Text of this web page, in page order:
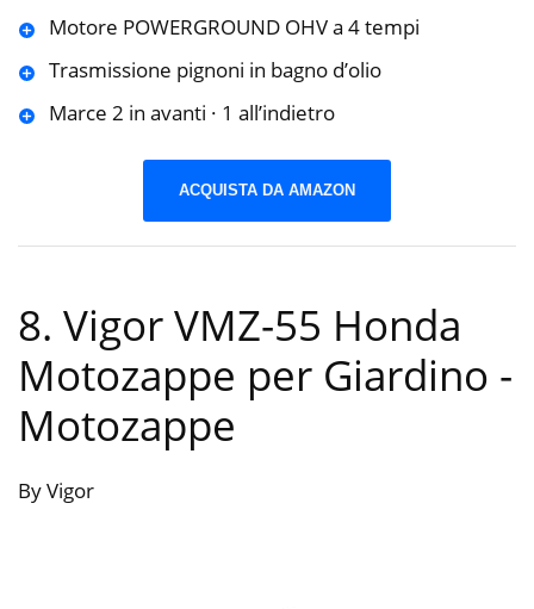
Motore POWERGROUND OHV a 4 tempi
Trasmissione pignoni in bagno d’olio
Marce 2 in avanti · 1 all’indietro
ACQUISTA DA AMAZON
8. Vigor VMZ-55 Honda
Motozappe per Giardino -
Motozappe
By Vigor